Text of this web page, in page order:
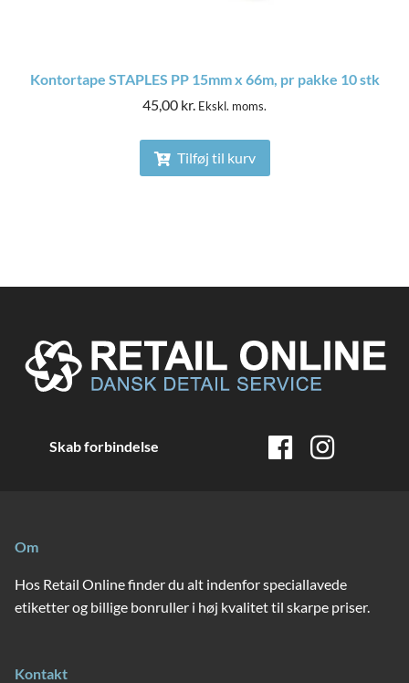
Kontortape STAPLES PP 15mm x 66m, pr pakke 10 stk
45,00 kr. Ekskl. moms.
Tilføj til kurv
Skab forbindelse
Om
Hos Retail Online finder du alt indenfor speciallavede
etiketter og billige bonruller i høj kvalitet til skarpe priser.
Kontakt